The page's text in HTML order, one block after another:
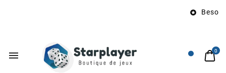
 Besoin
 0